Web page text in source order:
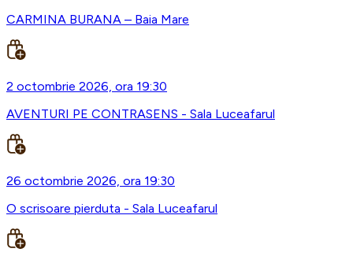
CARMINA BURANA – Baia Mare
2 octombrie 2026, ora 19:30
AVENTURI PE CONTRASENS - Sala Luceafarul
26 octombrie 2026, ora 19:30
O scrisoare pierduta - Sala Luceafarul